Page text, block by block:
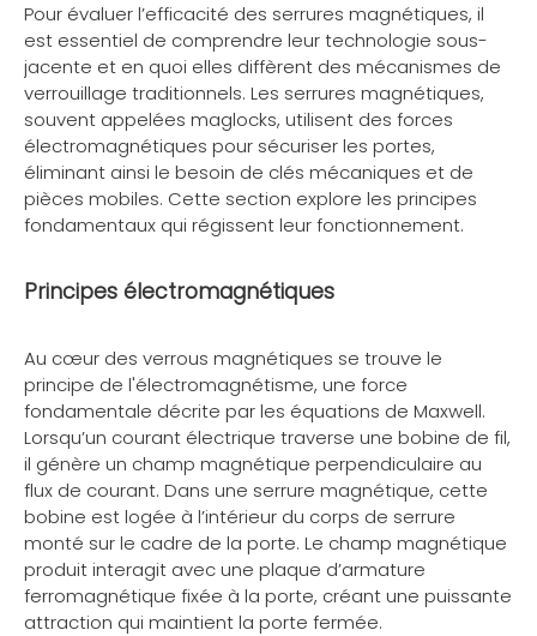
Pour évaluer l’efficacité des serrures magnétiques, il
est essentiel de comprendre leur technologie sous-
jacente et en quoi elles diffèrent des mécanismes de
verrouillage traditionnels. Les serrures magnétiques,
souvent appelées maglocks, utilisent des forces
électromagnétiques pour sécuriser les portes,
éliminant ainsi le besoin de clés mécaniques et de
pièces mobiles. Cette section explore les principes
fondamentaux qui régissent leur fonctionnement.
Principes électromagnétiques
Au cœur des verrous magnétiques se trouve le
principe de l'électromagnétisme, une force
fondamentale décrite par les équations de Maxwell.
Lorsqu’un courant électrique traverse une bobine de fil,
il génère un champ magnétique perpendiculaire au
flux de courant. Dans une serrure magnétique, cette
bobine est logée à l’intérieur du corps de serrure
monté sur le cadre de la porte. Le champ magnétique
produit interagit avec une plaque d’armature
ferromagnétique fixée à la porte, créant une puissante
attraction qui maintient la porte fermée.